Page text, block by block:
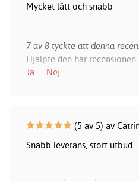
Mycket lätt och snabb
7 av 8 tyckte att denna
Hjälpte den här recensionen
Ja
Nej
(5 av 5) av
Snabb leverans, stort utbud.